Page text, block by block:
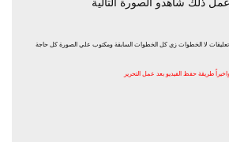
لا الخطوات زي كل الخطوات السابقة ومكتوب علي الصورة كل حاجة
طريقة حفظ الفيديو بعد عمل التحرير